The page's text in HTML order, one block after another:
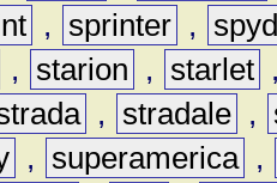
, sprinter ,
, starion , starlet
, stradale ,
, superamerica ,